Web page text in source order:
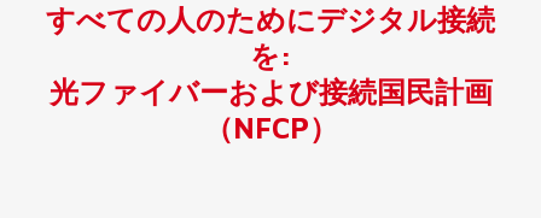
すべての人のためにデジタル接続
を:
光ファイバーおよび接続国民計画
（NFCP）